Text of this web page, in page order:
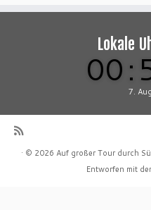
Lokale
00:
7.
· © 2026 Auf großer Tour durch
Entworfen mit